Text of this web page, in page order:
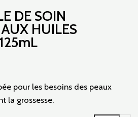
DE SOIN
HUILES
pour les besoins des peaux
la grossesse.